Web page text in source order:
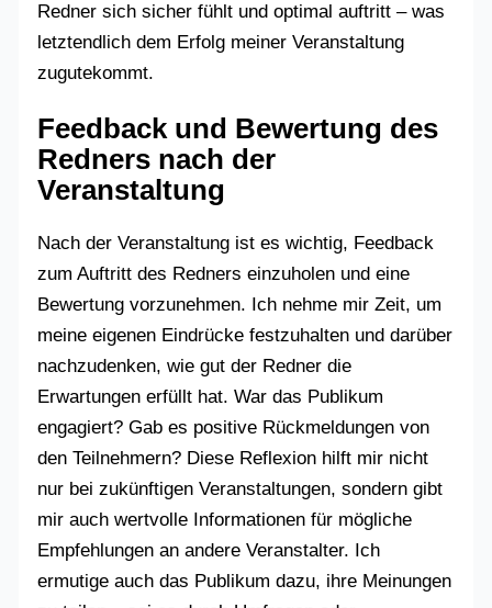
Redner sich sicher fühlt und optimal auftritt – was
letztendlich dem Erfolg meiner Veranstaltung
zugutekommt.
Feedback und Bewertung des
Redners nach der
Veranstaltung
Nach der Veranstaltung ist es wichtig, Feedback
zum Auftritt des Redners einzuholen und eine
Bewertung vorzunehmen. Ich nehme mir Zeit, um
meine eigenen Eindrücke festzuhalten und darüber
nachzudenken, wie gut der Redner die
Erwartungen erfüllt hat. War das Publikum
engagiert? Gab es positive Rückmeldungen von
den Teilnehmern? Diese Reflexion hilft mir nicht
nur bei zukünftigen Veranstaltungen, sondern gibt
mir auch wertvolle Informationen für mögliche
Empfehlungen an andere Veranstalter. Ich
ermutige auch das Publikum dazu, ihre Meinungen